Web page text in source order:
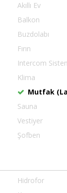
Akıllı Ev
Balkon
Buzdolabı
Fırın
Intercom
Klima
Mutfak
Sauna
Vestiyer
Şofben
Hidrofor